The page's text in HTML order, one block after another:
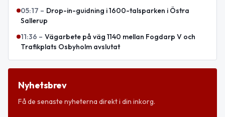
05:17 – Drop-in-guidning i 1600-talsparken i Östra
Sallerup
11:36 – Vägarbete på väg 1140 mellan Fogdarp V och
Trafikplats Osbyholm avslutat
Nyhetsbrev
Få de senaste nyheterna direkt i din inkorg.